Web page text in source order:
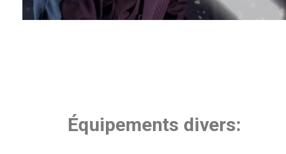
Équipements divers: